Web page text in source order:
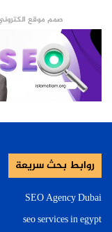
صمم موقع
روابط بحث سريعة
SEO Agency Dubai
seo services in egypt